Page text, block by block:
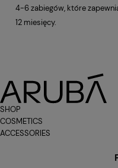
4-6 zabiegów, które
12 miesięcy.
SHOP
COSMETICS
ACCESSORIES